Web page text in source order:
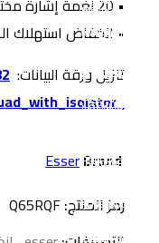
• 20 نغمة إشارة مختلفة، متضمنة. نغمة DIN
• انخفاض استهلاك
تنزيل ورقة البيانات:
_OSo_optical_smoke_detector_IQ8Quad_with_isolator
Brand
Esser
رمز المنتج:Q65RQF